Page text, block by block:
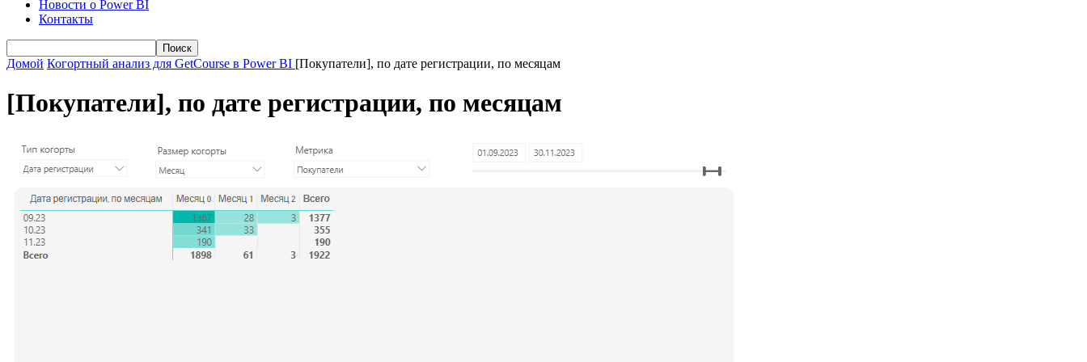
Новости о Power BI
Контакты
Домой Когортный анализ для GetCourse в Power BI [Покупатели], по дате регистрации, по месяцам
[Покупатели], по дате регистрации, по месяцам